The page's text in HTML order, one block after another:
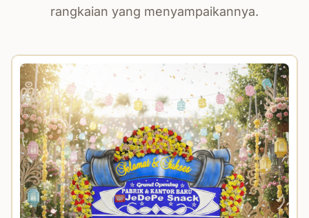
rangkaian yang menyampaikannya.